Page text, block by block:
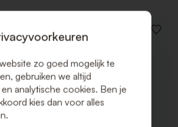
VOEG
zo goed mogelijk te
gebruiken we altijd
analytische cookies. Ben je
kies dan voor alles